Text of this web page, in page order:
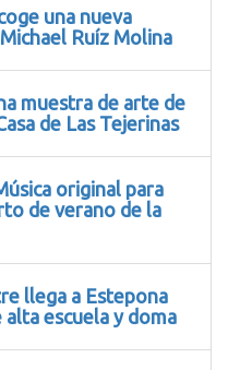
una nueva
Ruíz Molina
muestra de arte de
de Las Tejerinas
original para
de verano de la
llega a Estepona
escuela y doma